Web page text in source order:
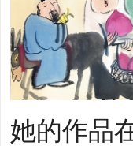
她的作品